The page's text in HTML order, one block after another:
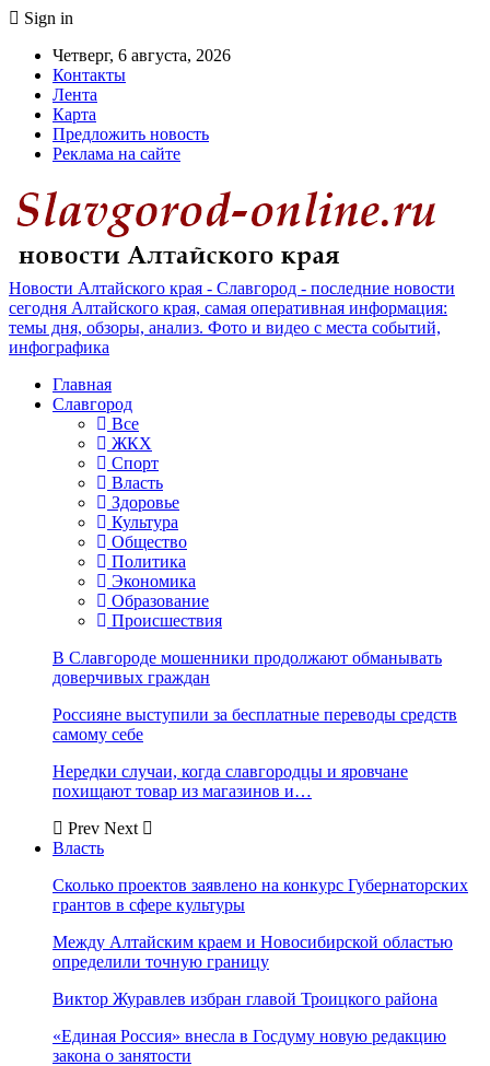
Sign in
Четверг, 6 августа, 2026
Контакты
Лента
Карта
Предложить новость
Реклама на сайте
Новости Алтайского края - Славгород - последние новости
сегодня Алтайского края, самая оперативная информация:
темы дня, обзоры, анализ. Фото и видео с места событий,
инфографика
Главная
Славгород
Все
ЖКХ
Спорт
Власть
Здоровье
Культура
Общество
Политика
Экономика
Образование
Происшествия
В Славгороде мошенники продолжают обманывать
доверчивых граждан
Россияне выступили за бесплатные переводы средств
самому себе
Нередки случаи, когда славгородцы и яровчане
похищают товар из магазинов и…
Prev Next
Власть
Сколько проектов заявлено на конкурс Губернаторских
грантов в сфере культуры
Между Алтайским краем и Новосибирской областью
определили точную границу
Виктор Журавлев избран главой Троицкого района
«Единая Россия» внесла в Госдуму новую редакцию
закона о занятости